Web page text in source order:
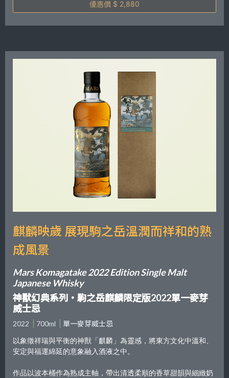
優惠價 $ 2,880
麒麟映歲 展現駒之岳溫潤而祥和的熟
成風景
Mars Komagatake 2022 Edition Single Malt
Japanese Whisky
神獸幻典系列・駒之岳麒麟限定版2022單一麥芽
威士忌
2022 700ml
單一麥芽威士忌
以象徵祥瑞與平衡的神獸「麒麟」為靈感，將東方文化中溫和、
安定與福運綿延的意象融入酒液之中。
作品以波本桶作為熟成主軸，帶出清透柔順的香草甜韻與細緻奶